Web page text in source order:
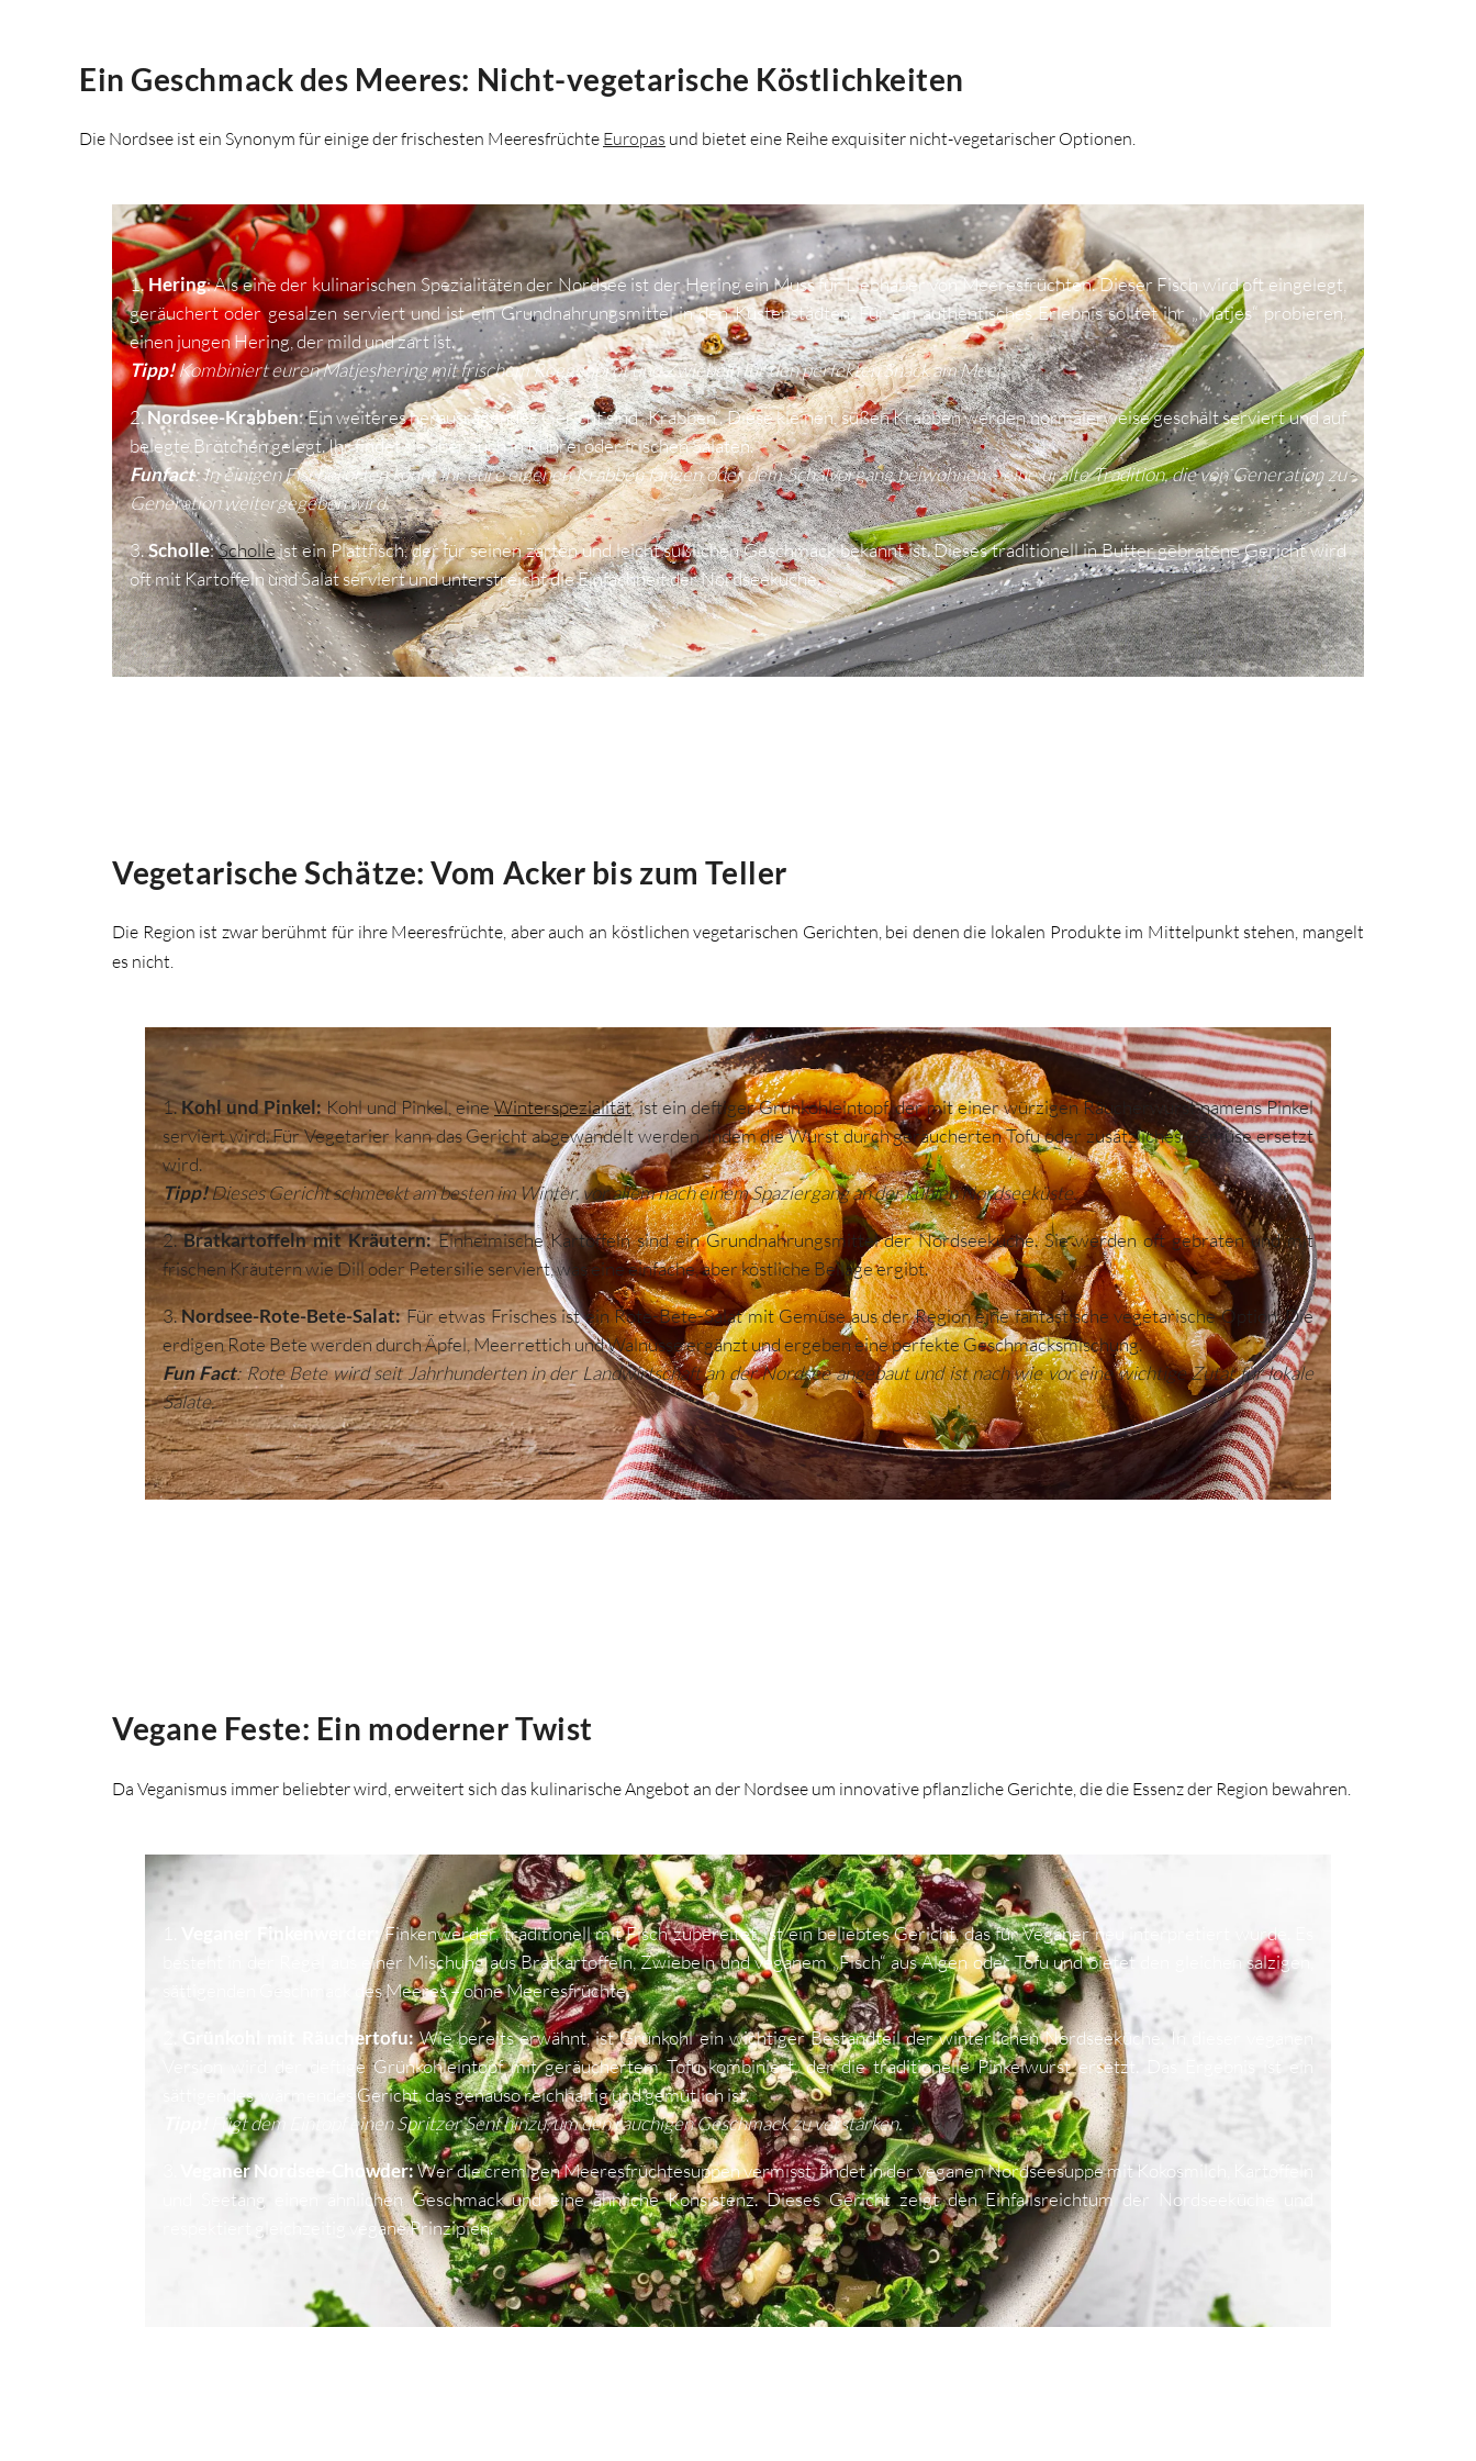
Ein Geschmack des Meeres: Nicht-vegetarische Köstlichkeiten
Die Nordsee ist ein Synonym für einige der frischesten Meeresfrüchte Europas und bietet eine Reihe exquisiter nicht-vegetarischer Optionen.
1. Hering: Als eine der kulinarischen Spezialitäten der Nordsee ist der Hering ein Muss für Liebhaber von Meeresfrüchten. Dieser Fisch wird oft eingelegt,
geräuchert oder gesalzen serviert und ist ein Grundnahrungsmittel in den Küstenstädten. Für ein authentisches Erlebnis solltet ihr „Matjes“ probieren,
einen jungen Hering, der mild und zart ist.
Tipp!Kombiniert euren Matjeshering mit frischem Roggenbrot und Zwiebeln für den perfekten Snack am Meer.
2.Nordsee-Krabben: Ein weiteres herausragendes Gericht sind „Krabben“. Diese kleinen, süßen Krabben werden normalerweise geschält serviert und auf
belegte Brötchen gelegt. Ihr findet sie aber auch in Rührei oder frischen Salaten.
Funfact: In einigen Fischerorten könnt ihr eure eigenen Krabben fangen oder dem Schälvorgang beiwohnen – eine uralte Tradition, die von Generation zu
Generation weitergegeben wird.
3.Scholle:Scholleist ein Plattfisch, der für seinen zarten und leicht süßlichen Geschmack bekannt ist. Dieses traditionell in Butter gebratene Gericht wird
oft mit Kartoffeln und Salat serviert und unterstreicht die Einfachheit der Nordseeküche.
Vegetarische Schätze: Vom Acker bis zum Teller
Die Region ist zwar berühmt für ihre Meeresfrüchte, aber auch an köstlichen vegetarischen Gerichten, bei denen die lokalen Produkte im Mittelpunkt stehen, mangelt
es nicht.
1.Kohl und Pinkel:Kohl und Pinkel, eineWinterspezialität, ist ein deftiger Grünkohleintopf, der mit einer würzigen Räucherwurst namens Pinkel
serviert wird. Für Vegetarier kann das Gericht abgewandelt werden, indem die Wurst durch geräucherten Tofu oder zusätzliches Gemüse ersetzt
wird.
Tipp!Dieses Gericht schmeckt am besten im Winter, vor allem nach einem Spaziergang an der kühlen Nordseeküste.
2.Bratkartoffeln mit Kräutern:Einheimische Kartoffeln sind ein Grundnahrungsmittel der Nordseeküche. Sie werden oft gebraten und mit
frischen Kräutern wie Dill oder Petersilie serviert, was eine einfache, aber köstliche Beilage ergibt.
3.Nordsee-Rote-Bete-Salat:Für etwas Frisches ist ein Rote-Bete-Salat mit Gemüse aus der Region eine fantastische vegetarische Option. Die
erdigen Rote Bete werden durch Äpfel, Meerrettich und Walnüsse ergänzt und ergeben eine perfekte Geschmacksmischung.
Fun Fact: Rote Bete wird seit Jahrhunderten in der Landwirtschaft an der Nordsee angebaut und ist nach wie vor eine wichtige Zutat für lokale
Salate.
Vegane Feste: Ein moderner Twist
Da Veganismus immer beliebter wird, erweitert sich das kulinarische Angebot an der Nordsee um innovative pflanzliche Gerichte, die die Essenz der Region bewahren.
Veganer Finkenwerder:Finkenwerder, traditionell mit Fisch zubereitet, ist ein beliebtes Gericht, das für Veganer neu interpretiert wurde. Es
besteht in der Regel aus einer Mischung aus Bratkartoffeln, Zwiebeln und veganem „Fisch“ aus Algen oder Tofu und bietet den gleichen salzigen,
sättigenden Geschmack des Meeres – ohne Meeresfrüchte.
Grünkohl mit Räuchertofu:Wie bereits erwähnt, ist Grünkohl ein wichtiger Bestandteil der winterlichen Nordseeküche. In dieser veganen
Version wird der deftige Grünkohleintopf mit geräuchertem Tofu kombiniert, der die traditionelle Pinkelwurst ersetzt. Das Ergebnis ist ein
sättigendes, wärmendes Gericht, das genauso reichhaltig und gemütlich ist.
Fügt dem Eintopf einen Spritzer Senf hinzu, um den rauchigen Geschmack zu verstärken.
Veganer Nordsee-Chowder:Wer die cremigen Meeresfrüchtesuppen vermisst, findet in der veganen Nordseesuppe mit Kokosmilch, Kartoffeln
und Seetang einen ähnlichen Geschmack und eine ähnliche Konsistenz. Dieses Gericht zeigt den Einfallsreichtum der Nordseeküche und
respektiert gleichzeitig vegane Prinzipien.